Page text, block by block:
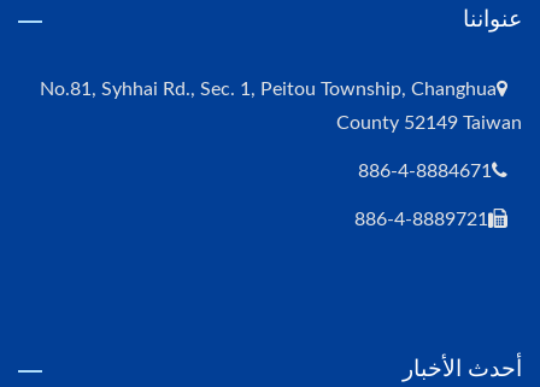
عنواننا
No.81, Syhhai Rd., Sec. 1, Peitou Township, Changhua
County 52149 Taiwan
886-4-8884671
886-4-8889721
أحدث الأخبار